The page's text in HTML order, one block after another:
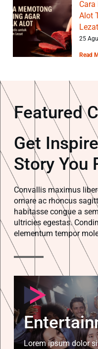
Alot
Lezat
25
Read
Featured
Get
Story You
Convallis maximus
ornare ac rhoncus
habitasse congue a
ultricies egestas.
elementum tempor
Lorem ipsum dolor